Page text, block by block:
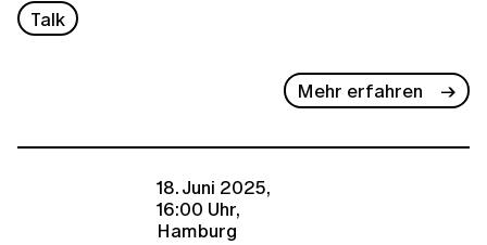
Talk
Mehr erfahren
18. Juni 2025,
16:00 Uhr,
Hamburg